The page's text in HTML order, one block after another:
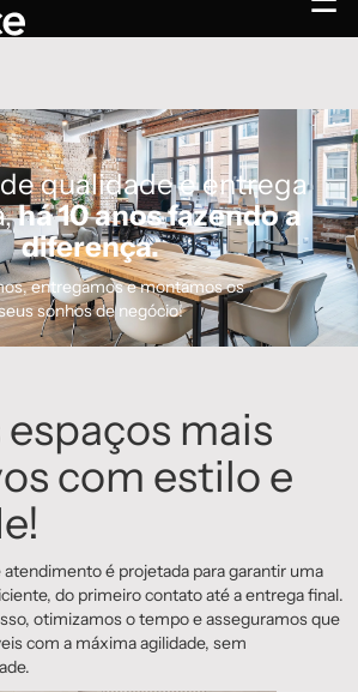
qualidade e entrega
há 10 anos fazendo a
diferença.
entregamos e montamos os
sonhos de negócio!
mais
com estilo e
é projetada para garantir uma
do primeiro contato até a entrega final.
otimizamos o tempo e asseguramos que
com a máxima agilidade, sem